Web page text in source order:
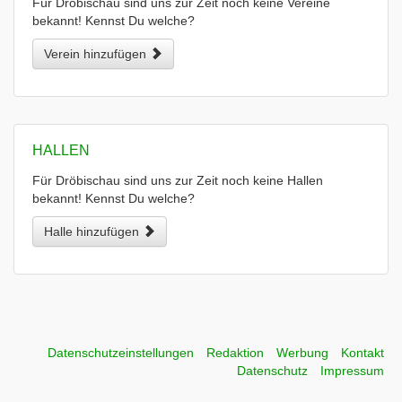
bekannt! Kennst Du welche?
Verein hinzufügen
HALLEN
Für Dröbischau sind uns zur Zeit noch keine Hallen
bekannt! Kennst Du welche?
Halle hinzufügen
Datenschutzeinstellungen Redaktion Werbung
Kontakt
Datenschutz
Impressum